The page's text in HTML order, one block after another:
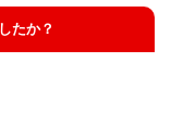
たか？